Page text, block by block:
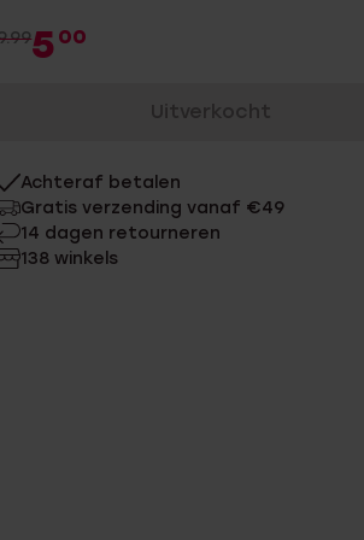
5 00
Uitverkocht
Achteraf betalen
Gratis verzending vanaf €49
14 dagen retourneren
138 winkels